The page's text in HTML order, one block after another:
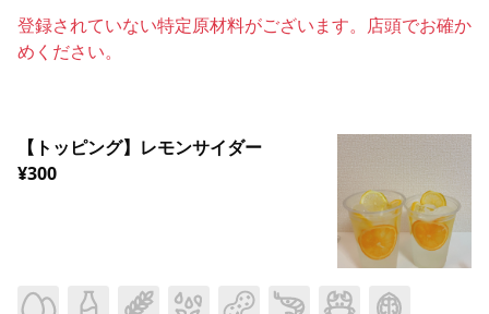
登録されていない特定原材料がございます。店頭でお確か
めください。
【トッピング】レモンサイダー
¥300